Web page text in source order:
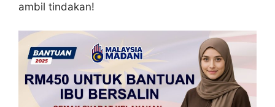
ambil tindakan!